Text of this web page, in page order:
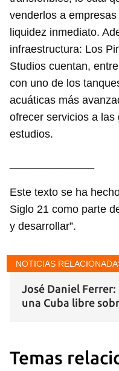
venderlos a
liquidez inmediato.
infraestructura: Los
Studios cuentan,
con uno de los
acuáticas más
ofrecer servicios a
estudios.
Este texto se ha
Siglo 21 como parte
y desarrollar”.
NOTICIAS
José Daniel
una Cuba libre
Temas